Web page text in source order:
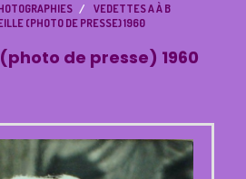
VEDETTES A À B
(PHOTO DE PRESSE) 1960
de presse) 1960